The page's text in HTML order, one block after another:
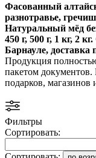
Фасованный
разнотравье,
Натуральный мёд
450 г, 500 г, 1 кг, 2
Барнауле, доставка
Продукция
пакетом
подарков, магазинов
Фильтры
Сортировать: